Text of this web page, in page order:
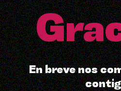
En breve nos